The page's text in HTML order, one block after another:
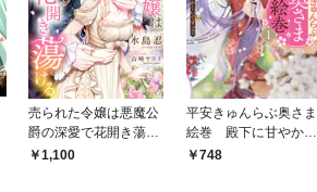
売られた令嬢は悪魔公
爵の深愛で花開き蕩け
る1,100
平安きゅんらぶ奥さま
絵巻 殿下に甘やかさ
れすぎて恥ずかしいで
748